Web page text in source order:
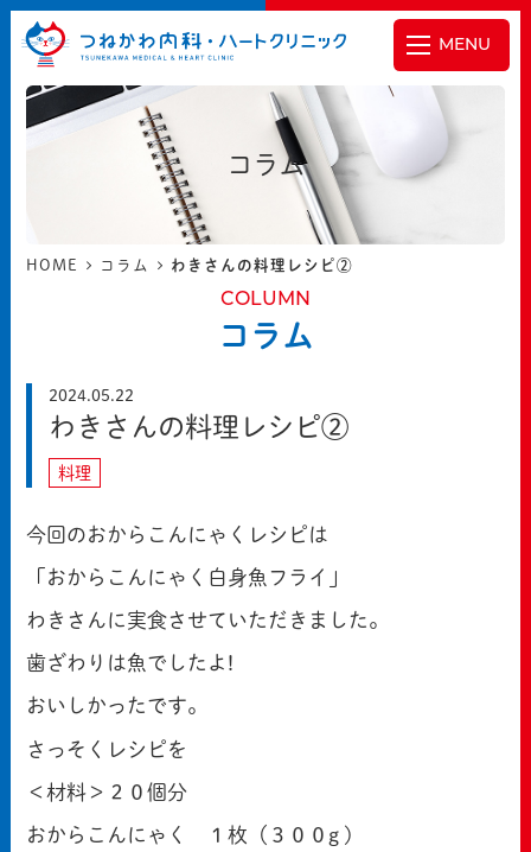
MENU
コラム
HOME コラム わきさんの料理レシピ②
COLUMN
コラム
2024.05.22
わきさんの料理レシピ②
料理
今回のおからこんにゃくレシピは
「おからこんにゃく白身魚フライ」
わきさんに実食させていただきました。
歯ざわりは魚でしたよ!
おいしかったです。
さっそくレシピを
＜材料＞２０個分
おからこんにゃく １枚（３００g )